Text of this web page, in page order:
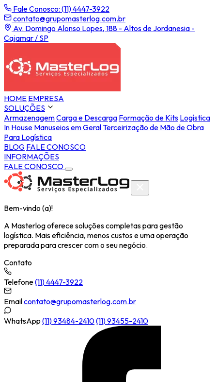
Fale Conosco: (11) 4447-3922
contato@grupomasterlog.com.br
Av. Domingo Alonso Lopes, 188 - Altos de Jordanesia -
Cajamar / SP
HOME EMPRESA
SOLUÇÕES
ArmazenagemCarga e Descarga Formação de Kits Logística
In House Manuseios em GeralTerceirização de Mão de Obra
Para Logística
BLOG FALE CONOSCO
INFORMAÇÕES
FALE CONOSCO
Bem-vindo (a)!
A Masterlog oferece soluções completas para gestão
logística. Mais eficiência, menos custos e uma operação
preparada para crescer com o seu negócio.
Contato
Telefone(11) 4447-3922
Emailcontato@grupomasterlog.com.br
WhatsApp (11) 93484-2410(11) 93455-2410